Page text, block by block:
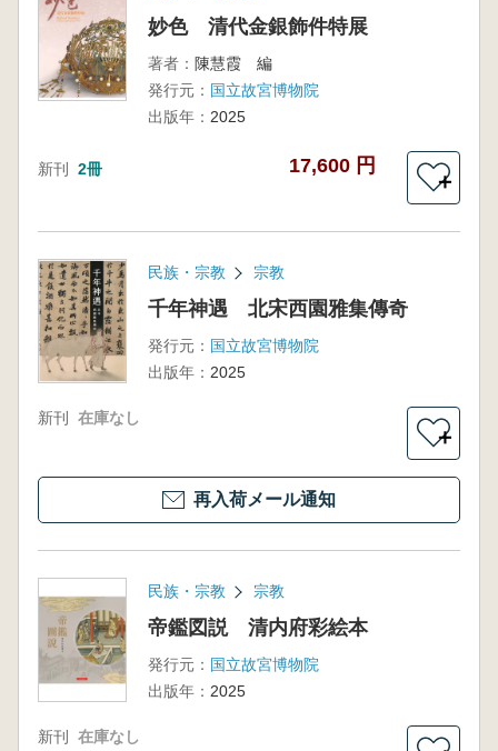
妙色 清代金銀飾件特展
著者： 陳慧霞 編
発行元： 国立故宮博物院
出版年： 2025
新刊 2冊 17,600 円
＋
民族・宗教 宗教
千年神遇 北宋西園雅集傳奇
発行元： 国立故宮博物院
出版年： 2025
新刊 在庫なし
＋
再入荷メール通知
民族・宗教 宗教
帝鑑図説 清内府彩絵本
発行元： 国立故宮博物院
出版年： 2025
新刊 在庫なし